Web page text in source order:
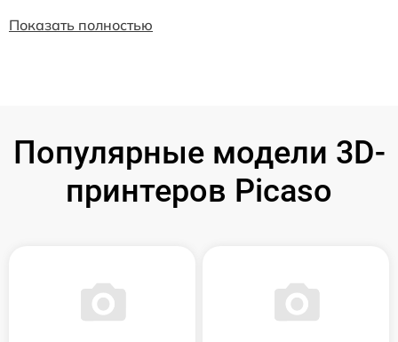
Показать полностью
Популярные модели 3D-
принтеров Picaso